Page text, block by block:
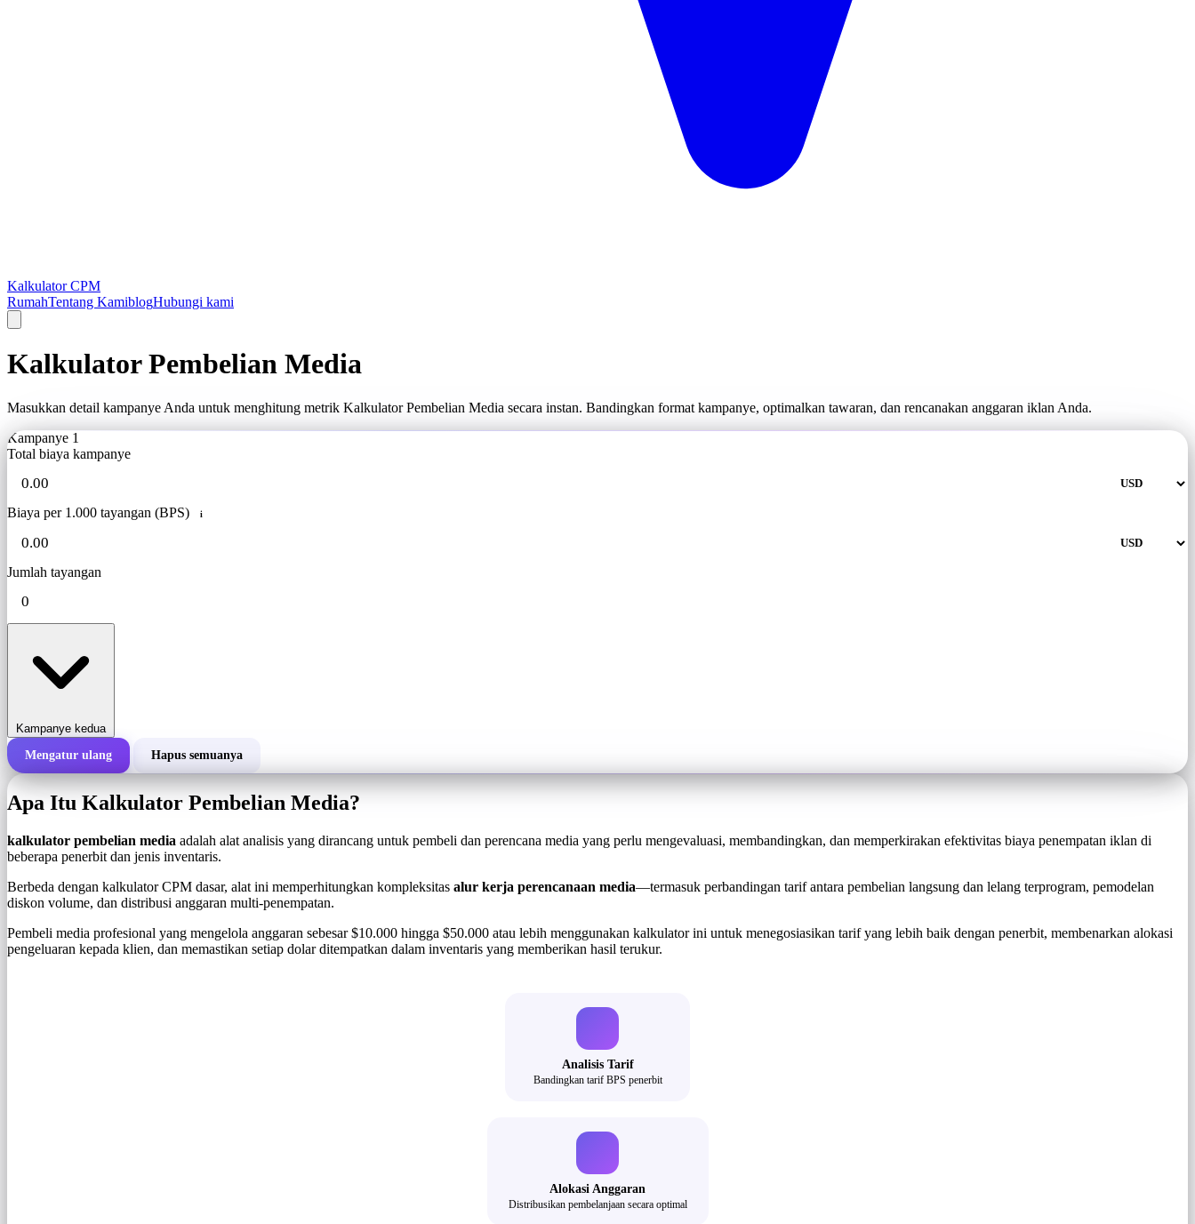
Kalkulator CPM
RumahTentang KamiblogHubungi kami
Kalkulator Pembelian Media
Masukkan detail kampanye Anda untuk menghitung metrik Kalkulator Pembelian Media secara instan. Bandingkan format kampanye, optimalkan tawaran, dan rencanakan anggaran iklan Anda.
Kampanye 1
Total biaya kampanye
Biaya per 1.000 tayangan (BPS) i
Jumlah tayangan
Kampanye kedua
Total biaya kampanye
Jumlah tayangan
Mengatur ulang Hapus semuanya
Apa Itu Kalkulator Pembelian Media?
kalkulator pembelian media adalah alat analisis yang dirancang untuk pembeli dan perencana media yang perlu mengevaluasi, membandingkan, dan memperkirakan efektivitas biaya penempatan iklan di
beberapa penerbit dan jenis inventaris.
Berbeda dengan kalkulator CPM dasar, alat ini memperhitungkan kompleksitas alur kerja perencanaan media—termasuk perbandingan tarif antara pembelian langsung dan lelang terprogram, pemodelan
diskon volume, dan distribusi anggaran multi-penempatan.
Pembeli media profesional yang mengelola anggaran sebesar $10.000 hingga $50.000 atau lebih menggunakan kalkulator ini untuk menegosiasikan tarif yang lebih baik dengan penerbit, membenarkan alokasi
pengeluaran kepada klien, dan memastikan setiap dolar ditempatkan dalam inventaris yang memberikan hasil terukur.
Analisis Tarif
Bandingkan tarif BPS penerbit
Alokasi Anggaran
Distribusikan pembelanjaan secara optimal